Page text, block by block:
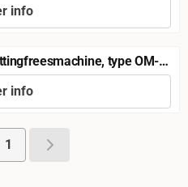
info
type OM-
info
1